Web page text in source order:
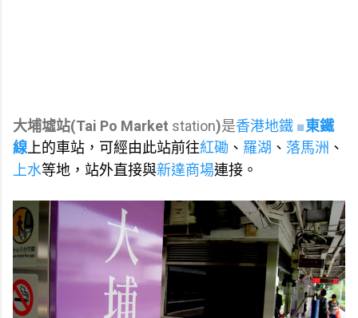
大埔墟站(Tai Po Market station)是香港地鐵 ■東鐵
線 上的車站，可經由此站前往紅磡 、 羅湖 、 落馬洲 、
上水等地，站外直接與新達商場連接。